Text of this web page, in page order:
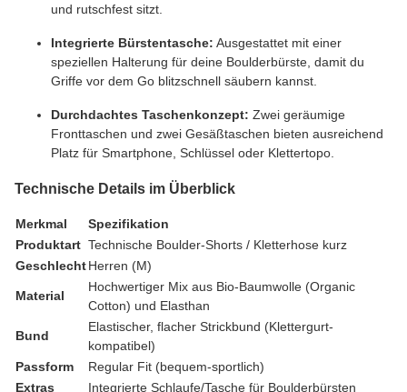
und rutschfest sitzt.
Integrierte Bürstentasche: Ausgestattet mit einer
speziellen Halterung für deine Boulderbürste, damit du
Griffe vor dem Go blitzschnell säubern kannst.
Durchdachtes Taschenkonzept: Zwei geräumige
Fronttaschen und zwei Gesäßtaschen bieten ausreichend
Platz für Smartphone, Schlüssel oder Klettertopo.
Technische Details im Überblick
Merkmal
Spezifikation
Produktart Technische Boulder-Shorts / Kletterhose kurz
GeschlechtHerren (M)
Material
Hochwertiger Mix aus Bio-Baumwolle (Organic
Cotton) und Elasthan
Bund
Elastischer, flacher Strickbund (Klettergurt-
kompatibel)
Passform
Regular Fit (bequem-sportlich)
Extras
Integrierte Schlaufe/Tasche für Boulderbürsten